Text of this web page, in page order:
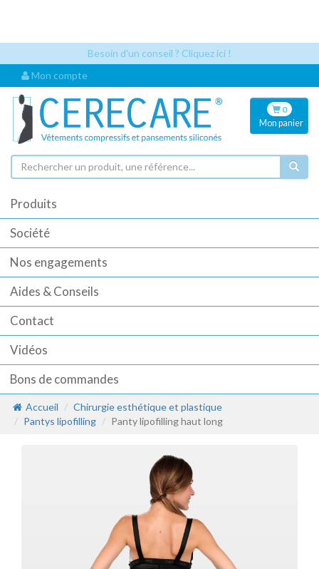
Besoin d'un conseil ? Cliquez ici !
Mon compte
0
Mon panier
Produits
Société
Nos engagements
Aides & Conseils
Contact
Vidéos
Bons de commandes
Accueil
Chirurgie esthétique et plastique
Pantys lipofilling
Panty lipofilling haut long